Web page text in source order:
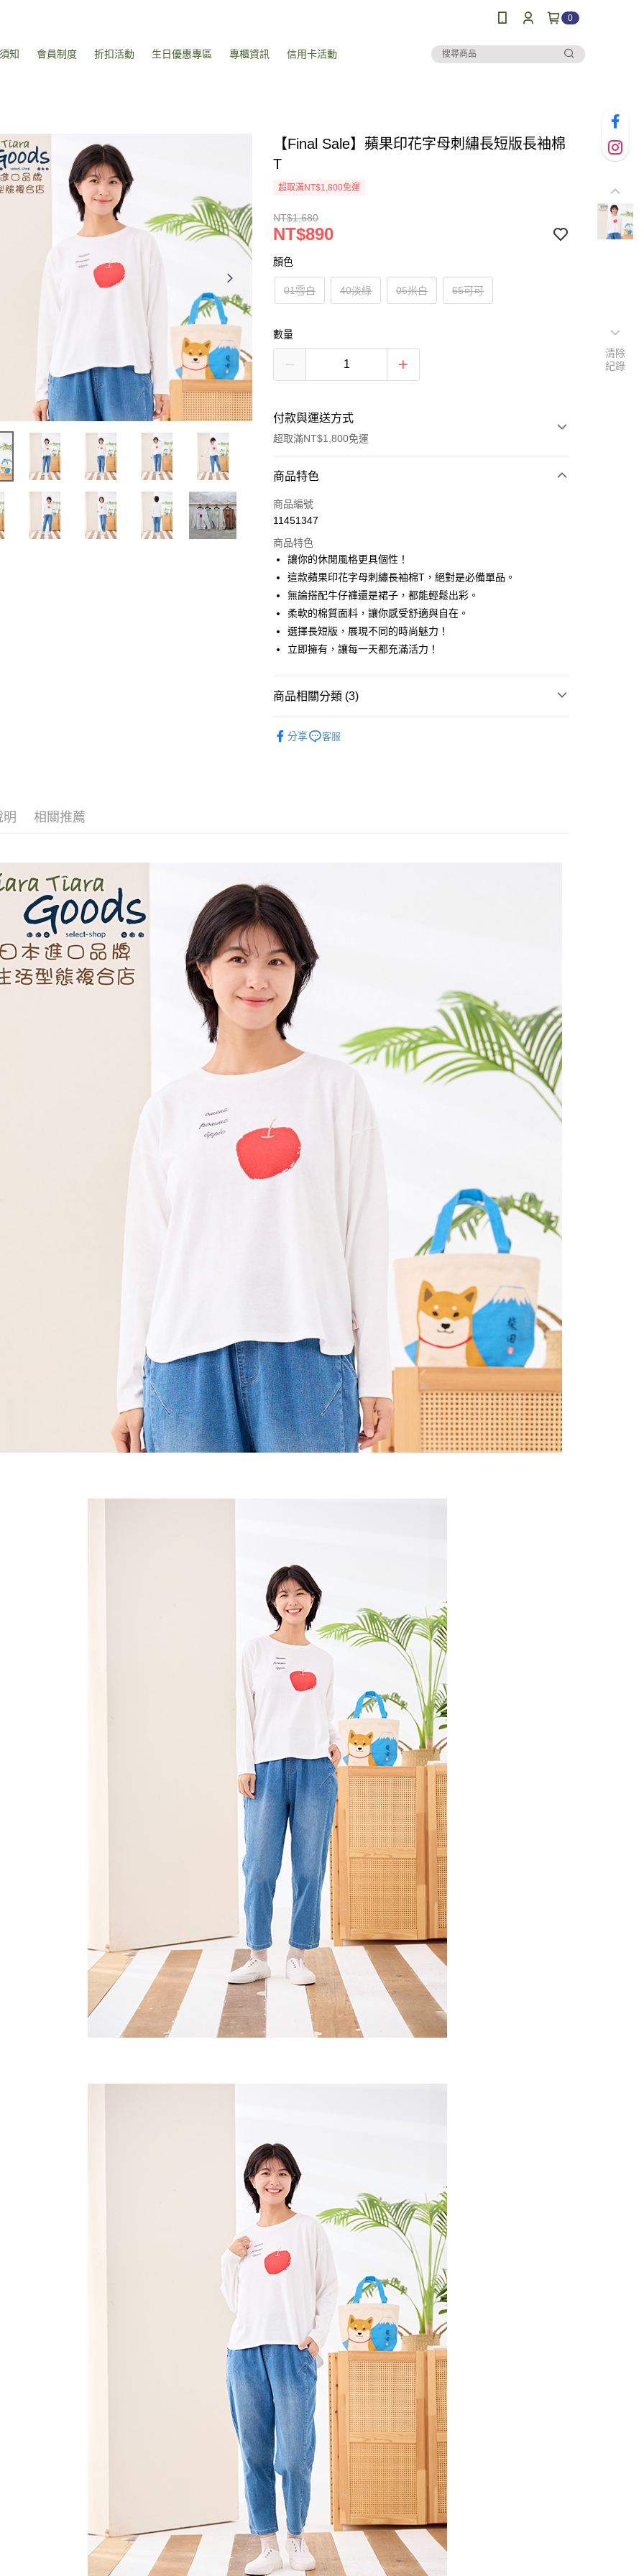
0
知 會員制度 折扣活動 生日優惠專區 專櫃資訊 信用卡活動
【Final Sale】蘋果印花字母刺繡長短版長袖棉
T
超取滿NT$1,800免運
NT$1,680
NT$890
顏色
01雪白 40淡綠 05米白 65可可
數量
付款與運送方式
超取滿NT$1,800免運
付款方式
信用卡一次付款
LINE Pay
Apple Pay
悠遊付
Google Pay
AFTEE先享後付
相關說明
AFTEE先享後付是「在收到商品之後才付款」的支付方式。 讓您購物簡單
便利好安心！
※ 請注意：結帳手續完成當下不需立刻繳費，但若您需要取消訂單，請聯
絡購買商品的店家。未經商家同意取消之訂單仍視為有效，需透過AFTEE
先享後付繳納相關費用。
※ 交易是否成功請以「AFTEE先享後付 」之結帳頁面顯示為準，若有關於
是否繳費成功／繳費後需取消欲退款等相關疑問，請聯繫「AFTEE先享後
付客戶支援中心」
【注意事項】
１．透過由恩沛科技股份有限公司提供之「AFTEE先享後付」服務完成之
交易，需依本服務之必要範圍內提供個人資料，並將交易相關給付款項請
求債權轉讓予恩沛科技股份有限公司。
２．關於個人資料處理事宜，請瀏覽以下網址：
https://aftee.tw/terms/#terms3
３．未成年的使用者請事先徵得法定代理人或監護人之同意方可使用
「AFTEE先享後付」，若未經同意申辦者引起之損失，本公司不負相關責
４．使用「AFTEE先享後付」時，將依據個別帳號之用戶狀況，依本公司
即時審查核予不同之上限額度；若仍有額度不足之情形，本公司將視審查
５．嚴禁一人註冊多個帳號或使用他人資訊註冊。若發現惡意使用之情
形，恩沛科技股份有限公司將有權停止該用戶之使用額度並採取法律行
動。
ATM付款
7-11取貨付款
每筆NT$60，滿NT$2,000(含以上)免運費
付款後7-11取貨
每筆NT$60，滿NT$2,000(含以上)免運費
黑貓宅急便(包裹尺寸60cm以下)
每筆NT$100，滿NT$2,000(含以上)免運費
黑貓宅急便(包裹尺寸90cm以下)
每筆NT$140，滿NT$2,000(含以上)免運費
商品特色
商品編號
11451347
商品特色
讓你的休閒風格更具個性！
這款蘋果印花字母刺繡長袖棉T，絕對是必備單品。
無論搭配牛仔褲還是裙子，都能輕鬆出彩。
柔軟的棉質面料，讓你感受舒適與自在。
選擇長短版，展現不同的時尚魅力！
立即擁有，讓每一天都充滿活力！
商品相關分類 (3)
分享 客服
明 相關推薦
清除
紀錄